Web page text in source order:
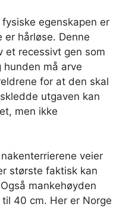
egenskapen er
er hårløse. Denne
et recessivt gen som
hunden må arve
for at den skal
utgaven kan
men ikke
veier
største faktisk kan
mankehøyden
40 cm. Her er Norge